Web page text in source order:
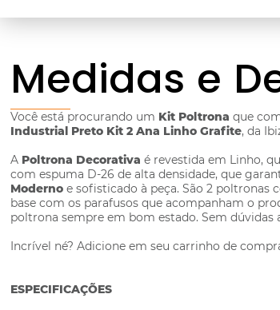
Medidas e
Você está procurando um Kit Poltrona que
Industrial Preto Kit 2 Ana Linho Grafite, da
A Poltrona Decorativa é revestida em Linho,
com espuma D-26 de alta densidade, que
Moderno e sofisticado à peça. São 2 poltronas
base com os parafusos que acompanham o
poltrona sempre em bom estado. Sem dúvidas
Incrível né? Adicione em seu carrinho de
ESPECIFICAÇÕES